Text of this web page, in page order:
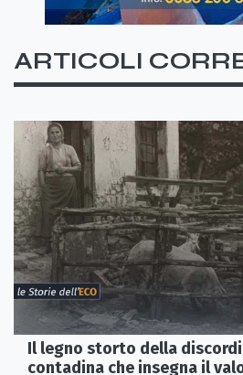
ARTICOLI
Il legno storto della
contadina che insegna il